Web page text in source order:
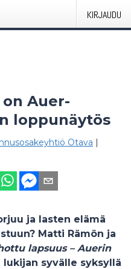
KIRJAUDU
Auer-
loppunäytös
Otava |
ja lasten elämä
Matti Rämön ja
lapsuus – Auerin
syvälle syksyllä